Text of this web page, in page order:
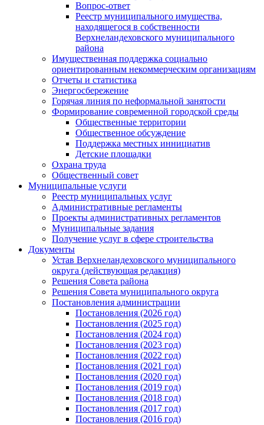
Вопрос-ответ
Реестр муниципального имущества,
находящегося в собственности
Верхнеландеховского муниципального
района
Имущественная поддержка социально
ориентированным некоммерческим организациям
Отчеты и статистика
Энергосбережение
Горячая линия по неформальной занятости
Формирование современной городской среды
Общественные территории
Общественное обсуждение
Поддержка местных иннициатив
Детские площадки
Охрана труда
Общественный совет
Муниципальные услуги
Реестр муниципальных услуг
Административные регламенты
Проекты административных регламентов
Муниципальные задания
Получение услуг в сфере строительства
Документы
Устав Верхнеландеховского муниципального
округа (действующая редакция)
Решения Совета района
Решения Совета муниципального округа
Постановления администрации
Постановления (2026 год)
Постановления (2025 год)
Постановления (2024 год)
Постановления (2023 год)
Постановления (2022 год)
Постановления (2021 год)
Постановления (2020 год)
Постановления (2019 год)
Постановления (2018 год)
Постановления (2017 год)
Постановления (2016 год)